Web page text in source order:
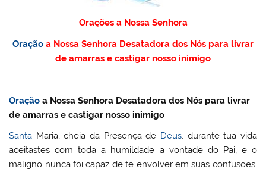
Orações a Nossa Senhora
Oração a Nossa Senhora Desatadora dos Nós para livrar
de amarras e castigar nosso inimigo
Oração a Nossa Senhora Desatadora dos Nós para livrar
de amarras e castigar nosso inimigo
Santa Maria, cheia da Presença de Deus, durante tua vida
aceitastes com toda a humildade a vontade do Pai, e o
maligno nunca foi capaz de te envolver em suas confusões;